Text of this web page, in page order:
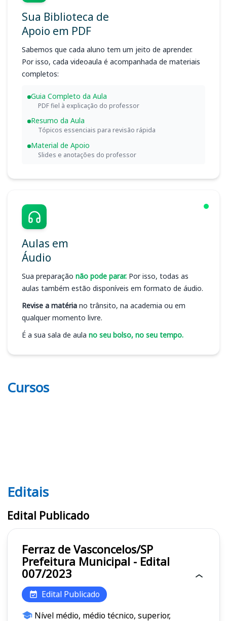
Sua Biblioteca de
Apoio em PDF
Sabemos que cada aluno tem um jeito de aprender.
Por isso, cada videoaula é acompanhada de materiais
completos:
Guia Completo da Aula
PDF fiel à explicação do professor
Resumo da Aula
Tópicos essenciais para revisão rápida
Material de Apoio
Slides e anotações do professor
Aulas em
Áudio
Sua preparação não pode parar. Por isso, todas as
aulas também estão disponíveis em formato de áudio.
Revise a matéria no trânsito, na academia ou em
qualquer momento livre.
É a sua sala de aula no seu bolso, no seu tempo.
Cursos
Editais
Editais
Edital Publicado
Ferraz de Vasconcelos/SP
Prefeitura Municipal - Edital
007/2023
Edital Publicado
Nível médio, médio técnico, superior,